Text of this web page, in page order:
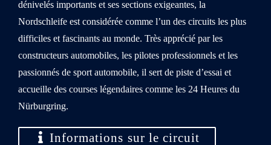
dénivelés importants et ses sections exigeantes, la
Nordschleife est considérée comme l’un des circuits les plus
difficiles et fascinants au monde. Très apprécié par les
constructeurs automobiles, les pilotes professionnels et les
passionnés de sport automobile, il sert de piste d’essai et
accueille des courses légendaires comme les 24 Heures du
Nürburgring.
Informations sur le circuit